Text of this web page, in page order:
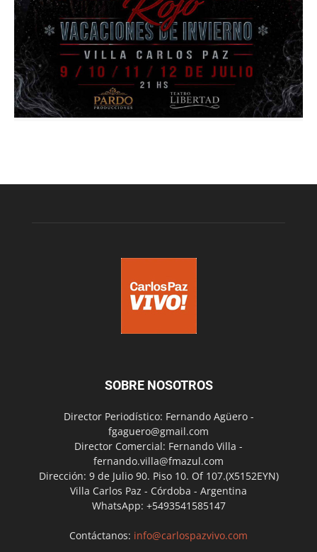
SOBRE NOSOTROS
Director Periodístico: Fernando Agüero -
fgaguero@gmail.com
Director Comercial: Fernando Villa -
fernando.villa@fmazul.com
Dirección: 9 de Julio 90. Piso 10. Of 107.(X5152EYN)
Villa Carlos Paz - Córdoba - Argentina
WhatsApp: +5493541585147
Contáctanos: info@carlospazvivo.com